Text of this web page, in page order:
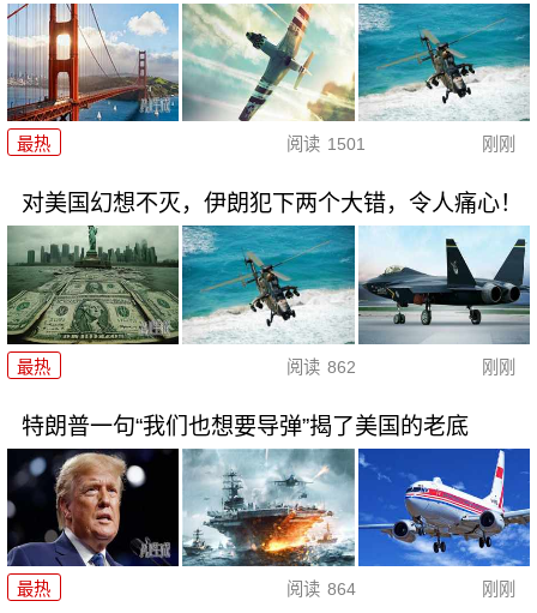
最热 阅读 1501 刚刚
对美国幻想不灭，伊朗犯下两个大错，令人痛心！
最热 阅读 862 刚刚
特朗普一句“我们也想要导弹”揭了美国的老底
最热 阅读 864 刚刚